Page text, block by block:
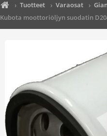
› Tuotteet › Varaosat ›
Kubota moottoriöljyn suodatin D204